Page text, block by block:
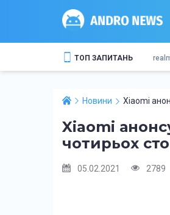
ТОП ЗАПИТАНЬ
Новини Xiaomi
Xiaomi
чотирьох
05.02.2021 2789